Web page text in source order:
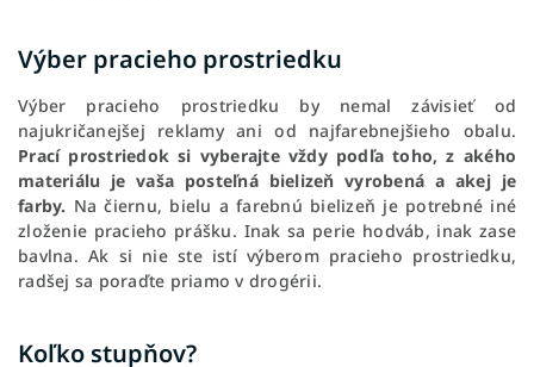
Výber pracieho prostriedku
Výber pracieho prostriedku by nemal závisieť od
najukričanejšej reklamy ani od najfarebnejšieho obalu.
Prací prostriedok si vyberajte vždy podľa toho, z akého
materiálu je vaša posteľná bielizeň vyrobená a akej je
farby. Na čiernu, bielu a farebnú bielizeň je potrebné iné
zloženie pracieho prášku. Inak sa perie hodváb, inak zase
bavlna. Ak si nie ste istí výberom pracieho prostriedku,
radšej sa poraďte priamo v drogérii.
Koľko stupňov?